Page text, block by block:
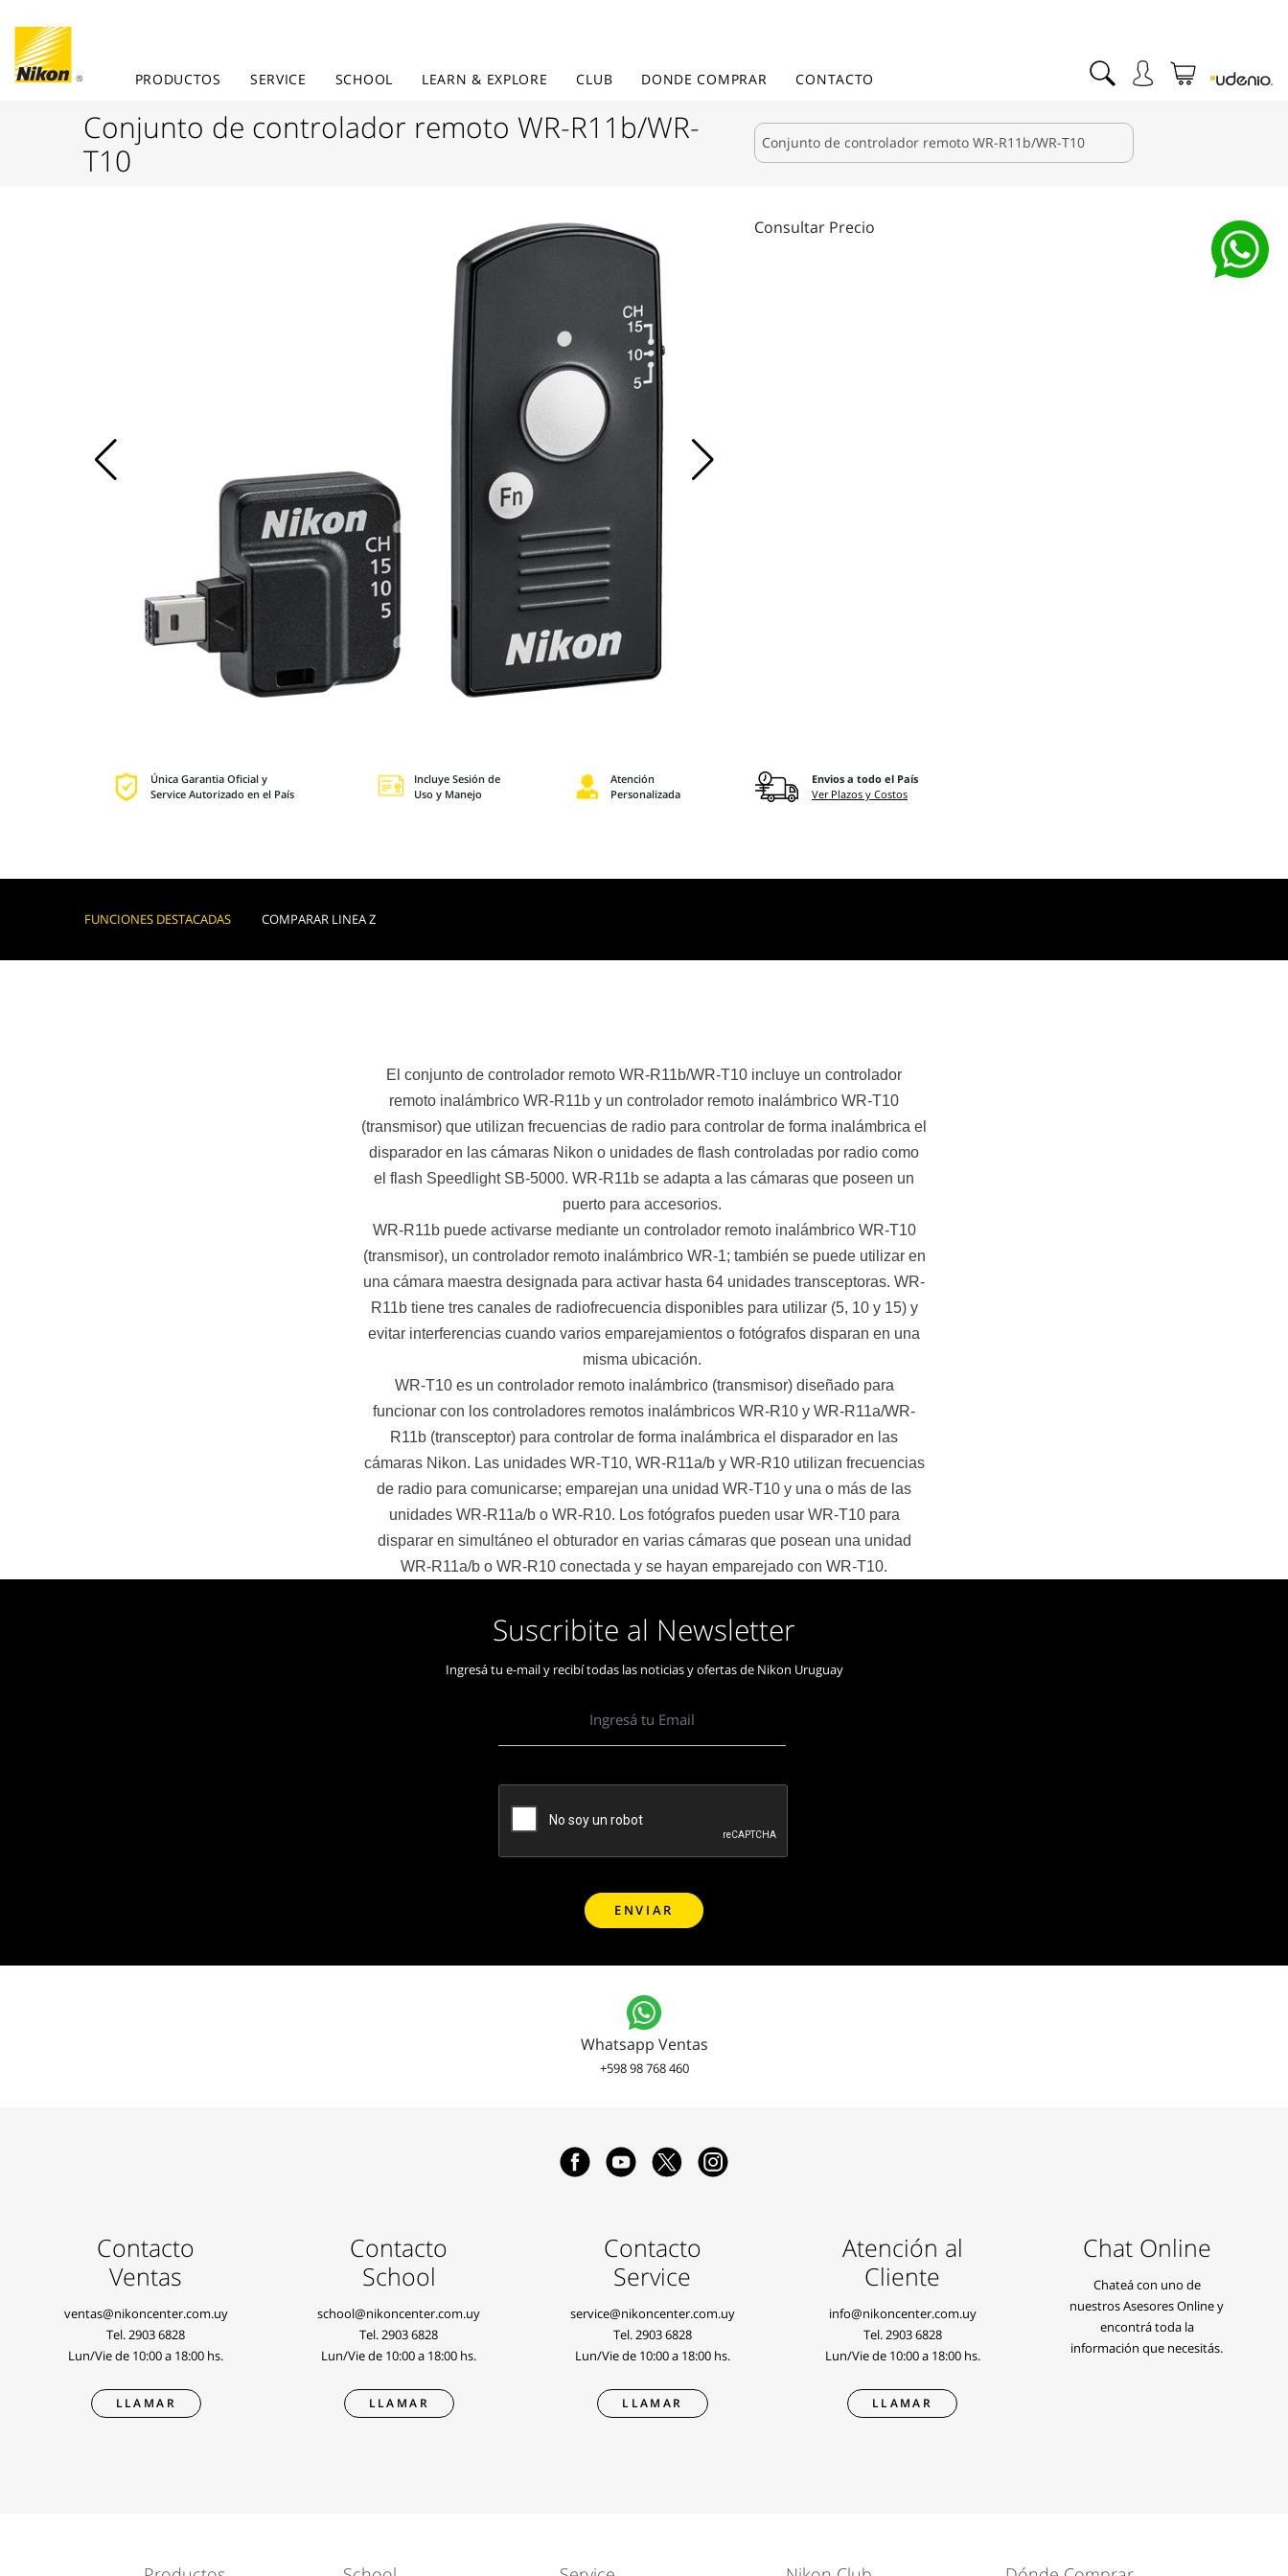
PRODUCTOS SERVICE SCHOOL LEARN & EXPLORE CLUB DONDE COMPRAR CONTACTO
Conjunto de controlador remoto WR-R11b/WR-
T10
Consultar Precio
Única Garantia Oficial y
Service Autorizado en el País
Incluye Sesión de
Uso y Manejo
Atención
Personalizada
Envios a todo el País
Ver Plazos y Costos
FUNCIONES DESTACADAS COMPARAR LINEA Z
El conjunto de controlador remoto WR-R11b/WR-T10 incluye un controlador
remoto inalámbrico WR-R11b y un controlador remoto inalámbrico WR-T10
(transmisor) que utilizan frecuencias de radio para controlar de forma inalámbrica el
disparador en las cámaras Nikon o unidades de flash controladas por radio como
el flash Speedlight SB-5000. WR-R11b se adapta a las cámaras que poseen un
puerto para accesorios.
WR-R11b puede activarse mediante un controlador remoto inalámbrico WR-T10
(transmisor), un controlador remoto inalámbrico WR-1; también se puede utilizar en
una cámara maestra designada para activar hasta 64 unidades transceptoras. WR-
R11b tiene tres canales de radiofrecuencia disponibles para utilizar (5, 10 y 15) y
evitar interferencias cuando varios emparejamientos o fotógrafos disparan en una
misma ubicación.
WR-T10 es un controlador remoto inalámbrico (transmisor) diseñado para
funcionar con los controladores remotos inalámbricos WR-R10 y WR-R11a/WR-
R11b (transceptor) para controlar de forma inalámbrica el disparador en las
cámaras Nikon. Las unidades WR-T10, WR-R11a/b y WR-R10 utilizan frecuencias
de radio para comunicarse; emparejan una unidad WR-T10 y una o más de las
unidades WR-R11a/b o WR-R10. Los fotógrafos pueden usar WR-T10 para
disparar en simultáneo el obturador en varias cámaras que posean una unidad
WR-R11a/b o WR-R10 conectada y se hayan emparejado con WR-T10.
Suscribite al Newsletter
Ingresá tu e-mail y recibí todas las noticias y ofertas de Nikon Uruguay
Whatsapp Ventas
+598 98 768 460
Contacto
Ventas
ventas@nikoncenter.com.uy
Tel. 2903 6828
Lun/Vie de 10:00 a 18:00 hs.
LLAMAR
Contacto
School
school@nikoncenter.com.uy
Tel. 2903 6828
Lun/Vie de 10:00 a 18:00 hs.
LLAMAR
Contacto
Service
service@nikoncenter.com.uy
Tel. 2903 6828
Lun/Vie de 10:00 a 18:00 hs.
LLAMAR
Atención al
Cliente
info@nikoncenter.com.uy
Tel. 2903 6828
Lun/Vie de 10:00 a 18:00 hs.
LLAMAR
Chat Online
Chateá con uno de
nuestros Asesores Online y
encontrá toda la
información que necesitás.